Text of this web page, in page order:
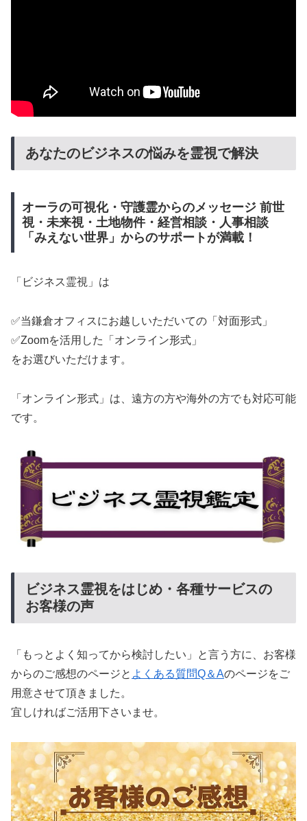
あなたのビジネスの悩みを霊視で解決
オーラの可視化・守護霊からのメッセージ 前世
視・未来視・土地物件・経営相談・人事相談
「みえない世界」からのサポートが満載！
「ビジネス霊視」は
✅当鎌倉オフィスにお越しいただいての「対面形式」
✅Zoomを活用した「オンライン形式」
をお選びいただけます。
「オンライン形式」は、遠方の方や海外の方でも対応可能
です。
ビジネス霊視をはじめ・各種サービスの
お客様の声
「もっとよく知ってから検討したい」と言う方に、お客様
からのご感想のページと よくある質問Q＆Aのページをご
用意させて頂きました。
宜しければご活用下さいませ。